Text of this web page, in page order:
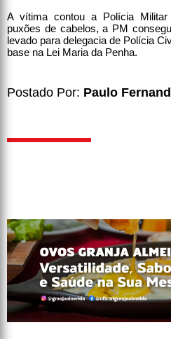
A vítima contou a Polícia
puxões de cabelos, a PM
levado para delegacia de Polícia
base na Lei Maria da Penha.
Postado Por: Paulo